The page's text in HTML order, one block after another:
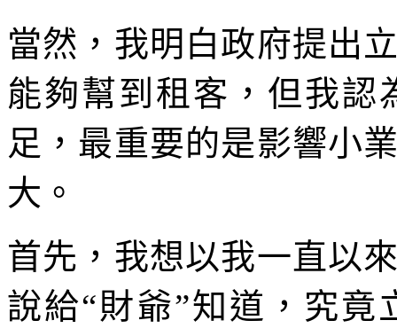
當然，我明白政府提出
能夠幫到租客，但我認
足，最重要的是影響小
大。
首先，我想以我一直以
說給“財爺”知道，究